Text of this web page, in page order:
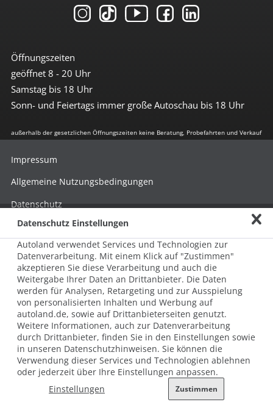
Öffnungszeiten
geöffnet 8 - 20 Uhr
Samstag bis 18 Uhr
Sonn- und Feiertags immer große Autoschau bis 18 Uhr
außerhalb der gesetzlichen Öffnungszeiten keine Beratung, Probefahrten und Verkauf
© 2026 AUTOLAND 24 SE & Co. Betriebs KG
Werner-von-Siemens-Str. 2, 06796 Brehna, Deutschland
Impressum
Allgemeine Nutzungsbedingungen
Datenschutz
Hinweisgebersystem nach HinSchG
Beschwerde nach LkSG
Grundsatzerklärung zum LkSG
Datenschutz Einstellungen
Autoland verwendet Services und Technologien zur
Datenverarbeitung. Mit einem Klick auf "Zustimmen"
akzeptieren Sie diese Verarbeitung und auch die
Weitergabe Ihrer Daten an Drittanbieter. Die Daten
werden für Analysen, Retargeting und zur Ausspielung
von personalisierten Inhalten und Werbung auf
autoland.de, sowie auf Drittanbieterseiten genutzt.
Weitere Informationen, auch zur Datenverarbeitung
durch Drittanbieter, finden Sie in den Einstellungen sowie
in unseren Datenschutzhinweisen. Sie können die
Verwendung dieser Services und Technologien ablehnen
oder jederzeit über Ihre Einstellungen anpassen.
Einstellungen
Zustimmen